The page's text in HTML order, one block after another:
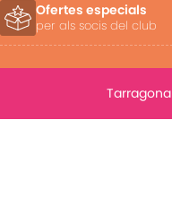
Millor preu en línia
garantit
Tarragona